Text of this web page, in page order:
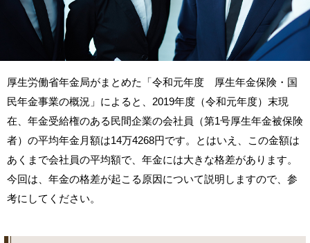
厚生労働省年金局がまとめた「令和元年度 厚生年金保険・国
民年金事業の概況」によると、2019年度（令和元年度）末現
在、年金受給権のある民間企業の会社員（第1号厚生年金被保険
者）の平均年金月額は14万4268円です。とはいえ、この金額は
あくまで会社員の平均額で、年金には大きな格差があります。
今回は、年金の格差が起こる原因について説明しますので、参
考にしてください。